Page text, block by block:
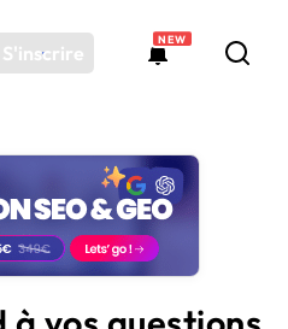
S'inscrire
NEW